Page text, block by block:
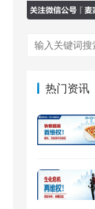
热门资讯